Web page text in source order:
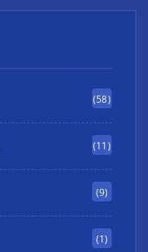
(58)
(11)
(9)
(1)